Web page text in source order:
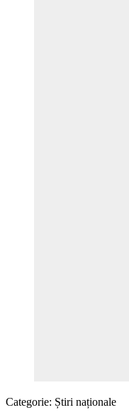
Categorie: Știri naționale